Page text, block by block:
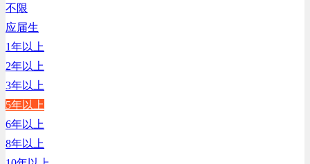
高级管理类
电子/电器/半导体类
电力电气/能源/自动化
行政/后勤/文秘类
销售类
人力资源类
建筑装潢/市政建设类
通信/移动互联网/手机类
不限
应届生
1年以上
2年以上
3年以上
5年以上
6年以上
8年以上